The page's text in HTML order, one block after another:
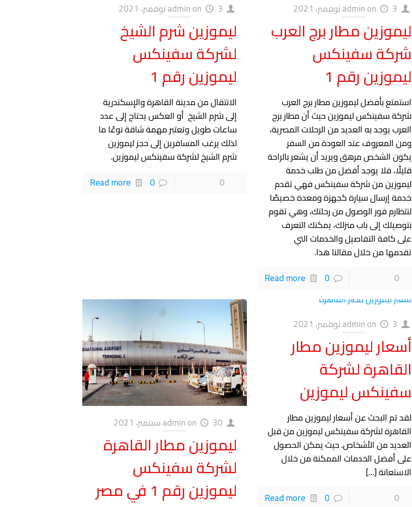
adminon 3 نوفمبر، 2021
ليموزين مطار برج العرب
شركة سفينكس
ليموزين رقم 1
استمتع بأفضل ليموزين مطار برج العرب
شركة سفينكس ليموزين حيث أن مطار برج
العرب يوجد به العديد من الرحلات المصرية،
ومن المعروف عند العودة من السفر
يكون الشخص مرهق ويريد أن يشعر بالراحة
قليلًا، فلا يوجد أفضل من طلب خدمة
ليموزين من شركة سفينكس فهي تقدم
خدمة إرسال سيارة كجهزة ومعدة خصيصًا
لنتظارم فور الوصول من رحلتك، وهي تقوم
بتوصيلك إلى باب منزلك، يمكنك التعرف
على كافة التفاصيل والخدمات التي
تقدمها من خلال مقالنا هذا.
0
0
Read more
adminon 3 نوفمبر، 2021
ليموزين شرم الشيخ
لشركة سفينكس
ليموزين رقم 1
الانتقال من مدينة القاهرة والإسكندرية
إلى شرم الشيخ أو العكس يحتاج إلى عدد
ساعات طويل وتعتبر مهمة شاقة نوعًا ما
لذلك يرغب المسافرين إلى حجز ليموزين
شرم الشيخ لشركة سفينكس ليموزين.
0
0
Read more
adminon 3 نوفمبر، 2021
أسعار ليموزين مطار
القاهرة لشركة
سفينكس ليموزين
لقد تم البحث عن أسعار ليموزين مطار
القاهرة لشركة سفينكس ليموزين من قبل
العديد من الأشخاص. حيث يمكن الحصول
على أفضل الخدمات الممكنة من خلال
الاستعانة[…]
0
0
Read more
adminon 30 سبتمبر، 2021
ليموزين مطار القاهرة
لشركة سفينكس
ليموزين رقم 1 في مصر